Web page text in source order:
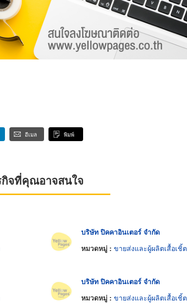
อีเมล พิมพ์
จที่คุณอาจสนใจ
บริษัท ปิคคาอินเตอร์ จำกัด
หมวดหมู่ : ขายส่งและผู้ผลิตเสื้อเชิ้ต
บริษัท ปิคคาอินเตอร์ จำกัด
หมวดหมู่ : ขายส่งและผู้ผลิตเสื้อเชิ้ต